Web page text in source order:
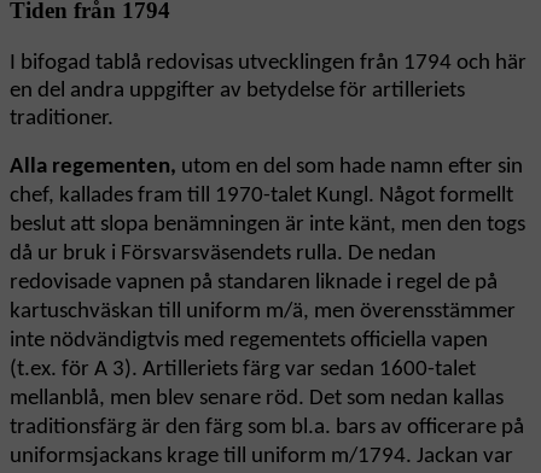
Tiden från 1794
I bifogad tablå redovisas utvecklingen från 1794 och här
en del andra uppgifter av betydelse för artilleriets
traditioner.
Alla regementen, utom en del som hade namn efter sin
chef, kallades fram till 1970-talet Kungl. Något formellt
beslut att slopa benämningen är inte känt, men den togs
då ur bruk i Försvarsväsendets rulla. De nedan
redovisade vapnen på standaren liknade i regel de på
kartuschväskan till uniform m/ä, men överensstämmer
inte nödvändigtvis med regementets officiella vapen
(t.ex. för A 3). Artilleriets färg var sedan 1600-talet
mellanblå, men blev senare röd. Det som nedan kallas
traditionsfärg är den färg som bl.a. bars av officerare på
uniformsjackans krage till uniform m/1794. Jackan var